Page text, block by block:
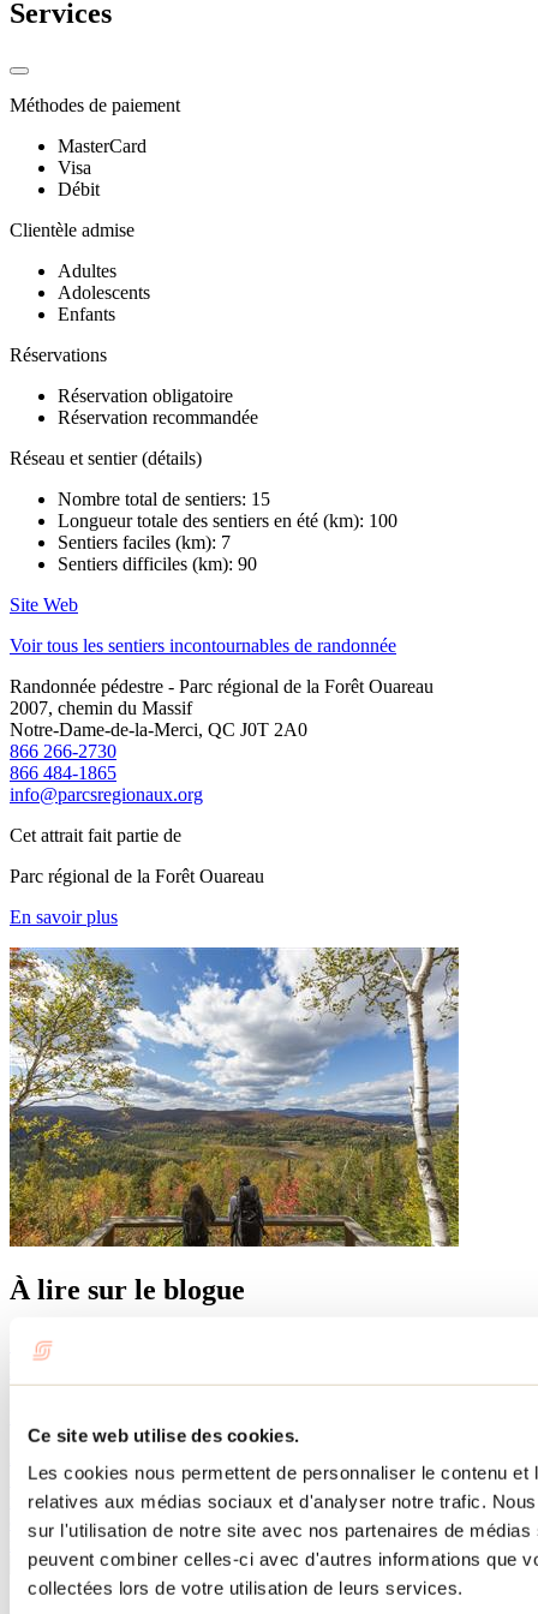
Ce site web utilise des cookies.
Les cookies nous permettent de personnaliser le contenu
relatives aux médias sociaux et d'analyser notre trafic.
sur l'utilisation de notre site avec nos partenaires de
peuvent combiner celles-ci avec d'autres informations que
collectées lors de votre utilisation de leurs services.
Services
Méthodes de paiement
MasterCard
Visa
Débit
Clientèle admise
Adultes
Adolescents
Enfants
Réservations
Réservation obligatoire
Réservation recommandée
Réseau et sentier (détails)
Nombre total de sentiers: 15
Longueur totale des sentiers en été (km): 100
Sentiers faciles (km): 7
Sentiers difficiles (km): 90
Site Web
Voir tous les sentiers incontournables de randonnée
Randonnée pédestre - Parc régional de la Forêt Ouareau
2007, chemin du Massif
Notre-Dame-de-la-Merci, QC J0T 2A0
866 266-2730
866 484-1865
info@parcsregionaux.org
Cet attrait fait partie de
Parc régional de la Forêt Ouareau
En savoir plus
À lire sur le blogue
Où aller faire de la randonnée avec son chien dans
Lanaudière? Bonne nouvelle : plusieurs parcs et réseaux de
randonnée accueillent les compagnons à quatre pattes. Pars à la
découverte des forêts, des montagnes et des panoramas qui font la
renommée de la région.